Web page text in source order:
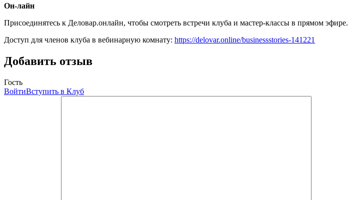
Он-лайн
Присоединятесь к Деловар.онлайн, чтобы смотреть встречи клуба и мастер-классы в прямом эфире.
Доступ для членов клуба в вебинарную комнату: https://delovar.online/businessstories-141221
Добавить отзыв
Гость
ВойтиВступить в Клуб